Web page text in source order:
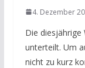
4. Dezember
Die diesjährige
unterteilt. Um
nicht zu kurz